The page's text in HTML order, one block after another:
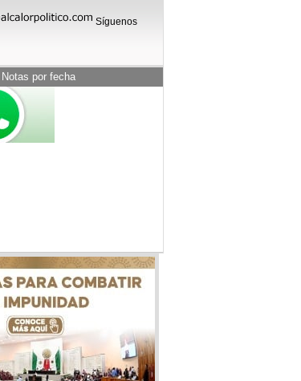
Síguenos
Notas por fecha